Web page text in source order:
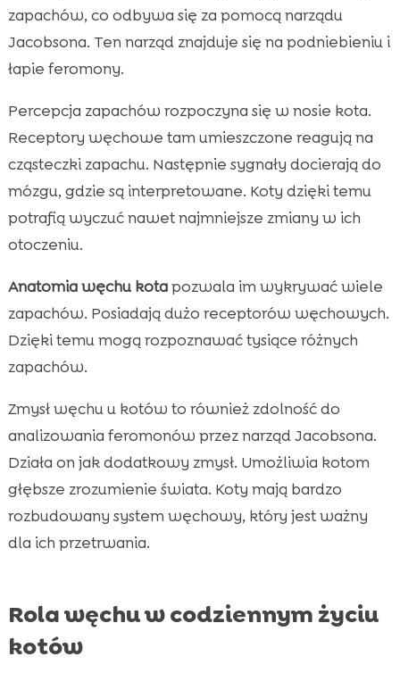
zapachów, co odbywa się za pomocą narządu
Jacobsona. Ten narząd znajduje się na podniebieniu i
łapie feromony.
Percepcja zapachów rozpoczyna się w nosie kota.
Receptory węchowe tam umieszczone reagują na
cząsteczki zapachu. Następnie sygnały docierają do
mózgu, gdzie są interpretowane. Koty dzięki temu
potrafią wyczuć nawet najmniejsze zmiany w ich
otoczeniu.
Anatomia węchu kotapozwala im wykrywać wiele
zapachów. Posiadają dużo receptorów węchowych.
Dzięki temu mogą rozpoznawać tysiące różnych
zapachów.
Zmysł węchu u kotów to również zdolność do
analizowania feromonów przez narząd Jacobsona.
Działa on jak dodatkowy zmysł. Umożliwia kotom
głębsze zrozumienie świata. Koty mają bardzo
rozbudowany system węchowy, który jest ważny
dla ich przetrwania.
Rola węchu w codziennym życiu
kotów